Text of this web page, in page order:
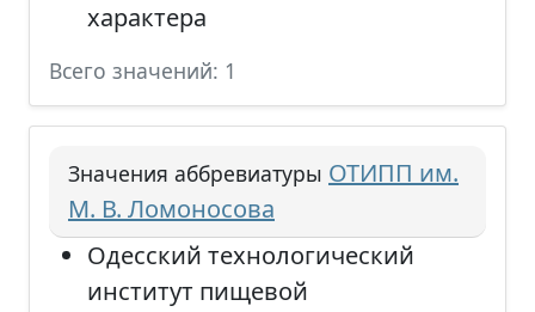
характера
Всего значений: 1
Значения аббревиатуры ОТИПП им.
М. В. Ломоносова
Одесский технологический
институт пищевой